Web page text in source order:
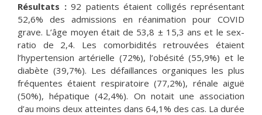
Résultats :92 patients étaient colligés représentant
52,6% des admissions en réanimation pour COVID
grave. L’âge moyen était de 53,8 ± 15,3 ans et le sex-
ratio de 2,4. Les comorbidités retrouvées étaient
l’hypertension artérielle (72%), l’obésité (55,9%) et le
diabète (39,7%). Les défaillances organiques les plus
fréquentes étaient respiratoire (77,2%), rénale aiguë
(50%), hépatique (42,4%). On notait une association
d’au moins deux atteintes dans 64,1% des cas. La durée